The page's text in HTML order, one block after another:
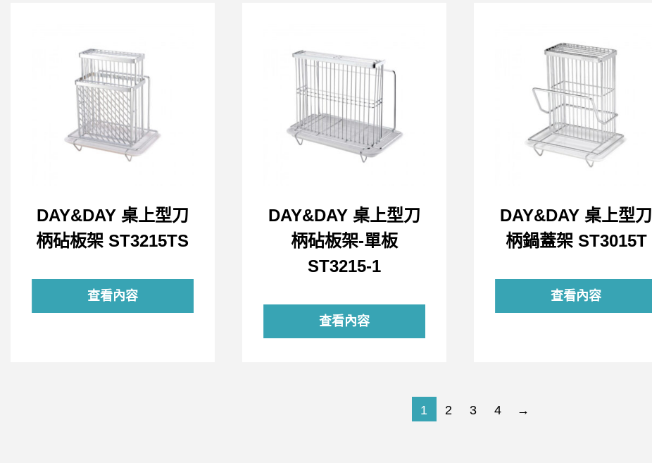
DAY&DAY 桌上型刀
柄砧板架 ST3215TS
查看內容
DAY&DAY 桌上型刀
柄砧板架-單板
ST3215-1
查看內容
DAY&DAY 桌上型刀
柄鍋蓋架 ST3015T
查看內容
1 2 3 4 →